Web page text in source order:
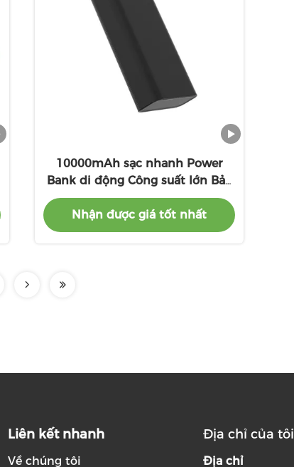
10000mAh sạc nhanh Power
Bank di động Công suất lớn Bảo
vệ sạc quá mức
Nhận được giá tốt nhất
Liên kết nhanh
Về chúng tôi
Địa chỉ của tôi
Địa chỉ